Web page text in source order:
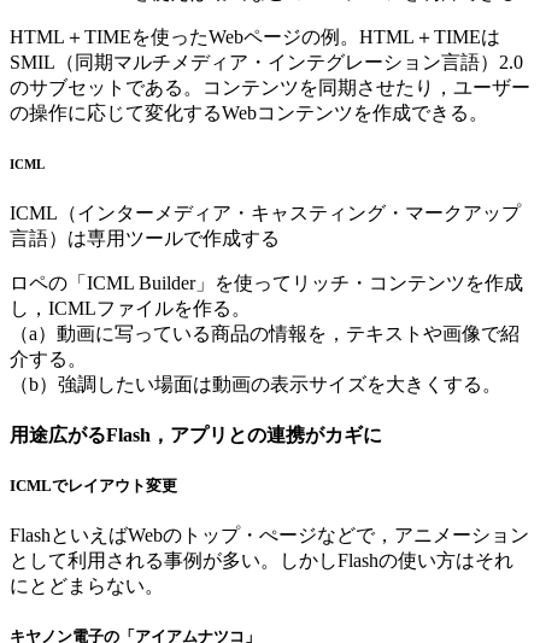
HTML＋TIMEを使ったWebページの例。HTML＋TIMEは
SMIL（同期マルチメディア・インテグレーション言語）2.0
のサブセットである。コンテンツを同期させたり，ユーザー
の操作に応じて変化するWebコンテンツを作成できる。
ICML
ICML（インターメディア・キャスティング・マークアップ
言語）は専用ツールで作成する
ロペの「ICML Builder」を使ってリッチ・コンテンツを作成
し，ICMLファイルを作る。
（a）動画に写っている商品の情報を，テキストや画像で紹
介する。
（b）強調したい場面は動画の表示サイズを大きくする。
用途広がるFlash，アプリとの連携がカギに
ICMLでレイアウト変更
FlashといえばWebのトップ・ぺージなどで，アニメーション
として利用される事例が多い。しかしFlashの使い方はそれ
にとどまらない。
キヤノン電子の「アイアムナツコ」